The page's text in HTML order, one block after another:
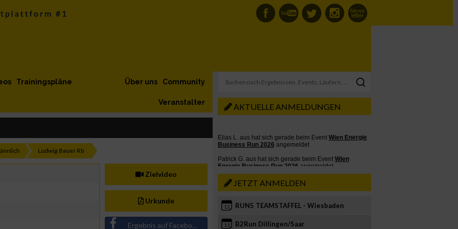
Trainingspläne Community
Über uns
Veranstalter
Ludwig Bauer Rb
Zielvideo
Urkunde
Ergebnis auf Facebook teilen
AKTUELLE ANMELDUNGEN
JETZT ANMELDEN
12 RUN5 TEAMSTAFFEL - Wiesbaden
13 B2Run Dillingen/Saar